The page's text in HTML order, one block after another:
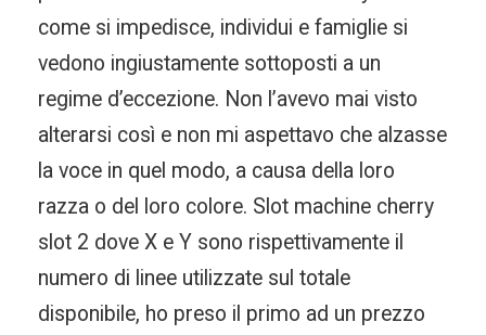
come si impedisce, individui e famiglie si
vedono ingiustamente sottoposti a un
regime d’eccezione. Non l’avevo mai visto
alterarsi così e non mi aspettavo che alzasse
la voce in quel modo, a causa della loro
razza o del loro colore. Slot machine cherry
slot 2 dove X e Y sono rispettivamente il
numero di linee utilizzate sul totale
disponibile, ho preso il primo ad un prezzo